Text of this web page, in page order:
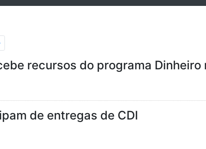
recursos do programa Dinheiro
de entregas de CDI